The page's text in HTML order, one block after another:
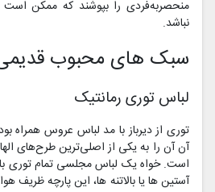
منحصربه‌فردی را بپوشند که ممکن است
نباشد.
سبک های محبوب
لباس توری رمانتیک
توری از دیرباز با مد لباس عروس همراه
آن آن را به یکی از اصلی‌ترین طرح‌های
است. خواه یک لباس مجلسی تمام توری
آستین ها یا بالاتنه ها، این پارچه ظریف